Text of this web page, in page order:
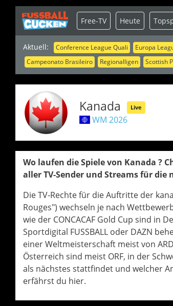
Aktuell: Conference League Quali Europa
Campeonato Brasileiro
Regionalligen Scottish
Free-TV Heute
Kanada Live
WM 2026
Wo laufen die Spiele von Kanada ?
aller TV-Sender und Streams für die
Die TV-Rechte für die Auftritte der
Rouges") wechseln je nach
wie der CONCACAF Gold Cup sind in
Sportdigital FUSSBALL oder DAZN
einer Weltmeisterschaft meist von
Österreich sind meist ORF, in der
als nächstes stattfindet und welcher
erfährst du hier.